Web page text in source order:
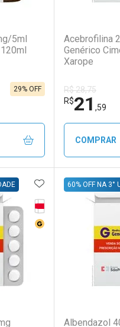
5ml
29% OFF
FECHAR
FECHAR
Acebrofilina
Genérico
Xarope
R$ 28,75
R$21 ,59
COMPRAR
Tarja Vermelha
Medicamento
ADICIONAR AOS
Albendazol
60% OFF NA 3°